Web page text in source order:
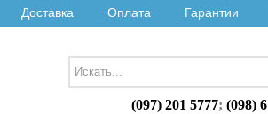
Доставка Оплата Гарантии
(097) 201 5777; (098)